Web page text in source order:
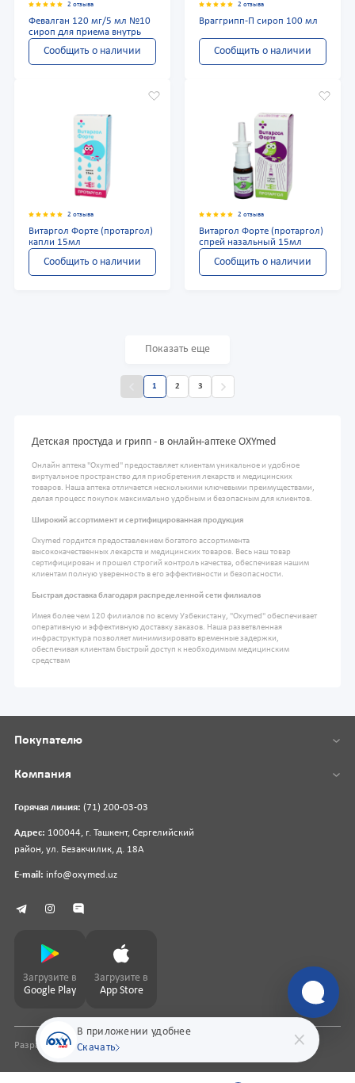
2 отзыва
Февалган 120 мг/5 мл №10
сироп для приема внутрь
Сообщить о наличии
2 отзыва
Враггрипп-П сироп 100 мл
Сообщить о наличии
2 отзыва
Витаргол Форте (протаргол)
капли 15мл
Сообщить о наличии
2 отзыва
Витаргол Форте (протаргол)
спрей назальный 15мл
Сообщить о наличии
Показать еще
1 2 3
Детская простуда и грипп - в онлайн-аптеке OXYmed
Онлайн аптека "Oxymed" предоставляет клиентам уникальное и удобное
виртуальное пространство для приобретения лекарств и медицинских
товаров. Наша аптека отличается несколькими ключевыми преимуществами,
делая процесс покупок максимально удобным и безопасным для клиентов.
Широкий ассортимент и сертифицированная продукция
Oxymed гордится предоставлением богатого ассортимента
высококачественных лекарств и медицинских товаров. Весь наш товар
сертифицирован и прошел строгий контроль качества, обеспечивая нашим
клиентам полную уверенность в его эффективности и безопасности.
Быстрая доставка благодаря распределенной сети филиалов
Имея более чем 120 филиалов по всему Узбекистану, "Oxymed" обеспечивает
оперативную и эффективную доставку заказов. Наша разветвленная
инфраструктура позволяет минимизировать временные задержки,
обеспечивая клиентам быстрый доступ к необходимым медицинским
средствам
В приложении удобнее
Скачать
Горячая линия: (71) 200-03-03
Адрес: 100044, г. Ташкент, Сергелийский
район, ул. Безакчилик, д. 18А
E-mail: info@oxymed.uz
Покупателю
Компания
Загрузите в
Google Play
Загрузите в
App Store
Разработка сайтаpharmit.uz